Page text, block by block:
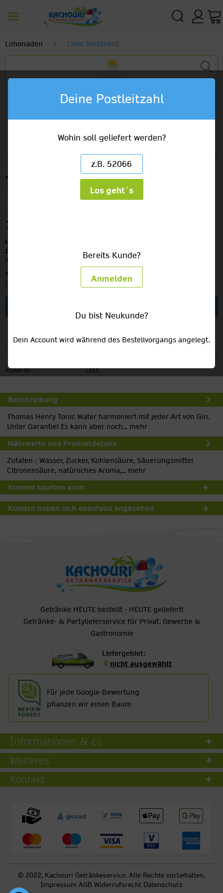
Limonaden Limo Sortiment
Thomas Henry Tonic Water
17,49 €
MEHRWEG
Inhalt:
6 Liter (2,92 € / 1 Liter)
inkl. MwSt.
zzgl. Versandkosten
Menge:
Artikel-Nr.: L513
Beschreibung
Thomas Henry Tonic Water harmoniert mit jeder Art von Gin.
Unter Garantie! Es kann aber noch... mehr
Nährwerte und Produktdetails
Zutaten : Wasser, Zucker, Kohlensäure, Säuerungsmittel
Citronensäure, natürliches Aroma,... mehr
Kunden kauften auch
Kunden haben sich ebenfalls angesehen
Getränke HEUTE bestellt - HEUTE geliefert!
Getränke- & Partylieferservice für Privat, Gewerbe &
Gastronomie
Liefergebiet:
nicht ausgewählt
Für jede Google-Bewertung
pflanzen wir einen Baum
Informationen & co
Weiteres
Kontakt
© 2022, Kachouri Getränkeservice. Alle Rechte vorbehalten.
Impressum AGB Widerrufsrecht Datenschutz
Deine Postleitzahl
Wohin soll geliefert werden?
Los geht`s
Bereits Kunde?
Anmelden
Du bist Neukunde?
Dein Account wird während des Bestellvorgangs angelegt.